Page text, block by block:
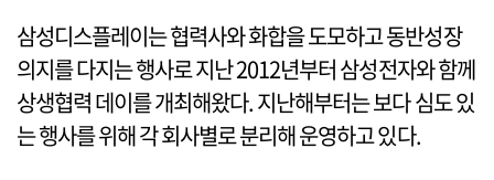
삼성디스플레이는 협력사와 화합을 도모하고 동반성장
의지를 다지는 행사로 지난 2012년부터 삼성전자와 함께
상생협력 데이를 개최해왔다. 지난해부터는 보다 심도 있
는 행사를 위해 각 회사별로 분리해 운영하고 있다.